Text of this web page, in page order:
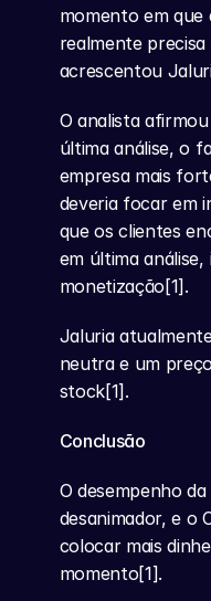
momento em que
realmente
acrescentou
O analista
última análise, o
empresa mais
deveria focar em
que os clientes
em última
monetização[1].
Jaluria
neutra e um
stock[1].
Conclusão
O desempenho
desanimador, e o
colocar mais
momento[1].